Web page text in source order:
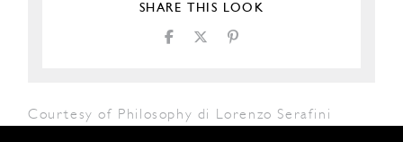
SHARE THIS LOOK
Courtesy of Philosophy di Lorenzo Serafini